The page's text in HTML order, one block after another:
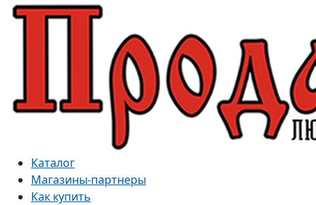
Каталог
Магазины-партнеры
Как купить